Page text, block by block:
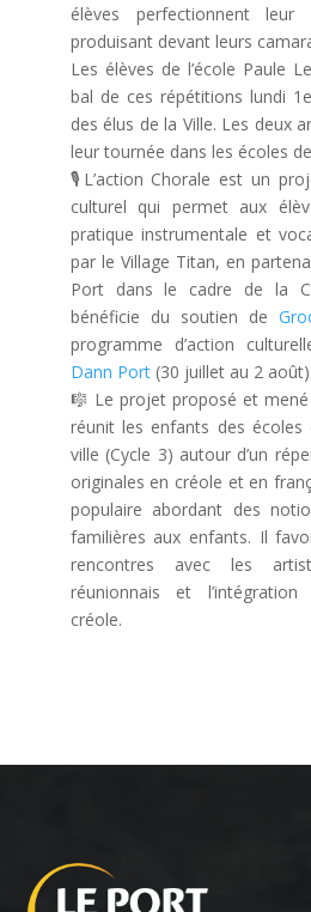
élèves perfectionnent
produisant devant leurs
Les élèves de l’école Paule
bal de ces répétitions lundi
des élus de la Ville. Les deux
leur tournée dans les écoles
🎙️ L’action Chorale est un
culturel qui permet aux
pratique instrumentale et
par le Village Titan, en
Port dans le cadre de la
bénéficie du soutien de
programme d’action
Dann Port(30 juillet au 2 août).
🎼 Le projet proposé et
réunit les enfants des écoles
ville (Cycle 3) autour d’un
originales en créole et en
populaire abordant des
familières aux enfants. Il
rencontres avec les
réunionnais et
créole.